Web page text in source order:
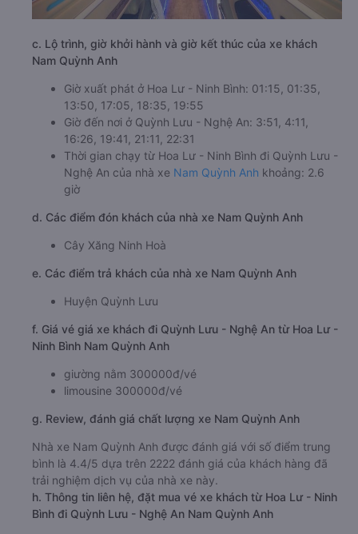
c. Lộ trình, giờ khởi hành và giờ kết thúc của xe khách
Nam Quỳnh Anh
Giờ xuất phát ở Hoa Lư - Ninh Bình: 01:15, 01:35,
13:50, 17:05, 18:35, 19:55
Giờ đến nơi ở Quỳnh Lưu - Nghệ An: 3:51, 4:11,
16:26, 19:41, 21:11, 22:31
Thời gian chạy từ Hoa Lư - Ninh Bình đi Quỳnh Lưu -
Nghệ An của nhà xe Nam Quỳnh Anh khoảng: 2.6
giờ
d. Các điểm đón khách của nhà xe Nam Quỳnh Anh
Cây Xăng Ninh Hoà
e. Các điểm trả khách của nhà xe Nam Quỳnh Anh
Huyện Quỳnh Lưu
f. Giá vé giá xe khách đi Quỳnh Lưu - Nghệ An từ Hoa Lư -
Ninh Bình Nam Quỳnh Anh
giường nằm 300000đ/vé
limousine 300000đ/vé
g. Review, đánh giá chất lượng xe Nam Quỳnh Anh
Nhà xe Nam Quỳnh Anh được đánh giá với số điểm trung
bình là 4.4/5 dựa trên 2222 đánh giá của khách hàng đã
trải nghiệm dịch vụ của nhà xe này.
h. Thông tin liên hệ, đặt mua vé xe khách từ Hoa Lư - Ninh
Bình đi Quỳnh Lưu - Nghệ An Nam Quỳnh Anh